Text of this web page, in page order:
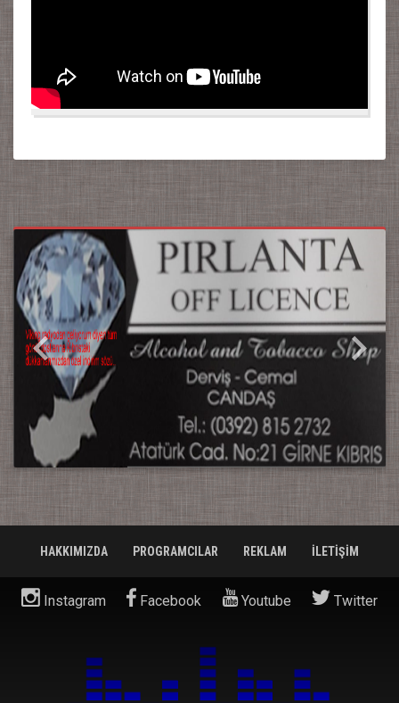
HAKKIMIZDA PROGRAMCILAR REKLAM İLETİŞİM
Instagram Facebook Youtube Twitter